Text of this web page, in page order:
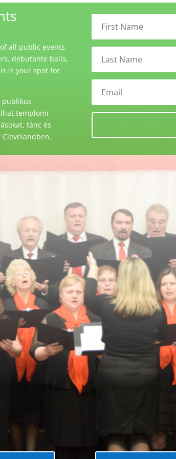
all public events
debutante balls,
is your spot for
publikus
templomi
tánc és